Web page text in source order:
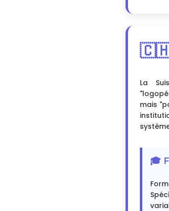
La
mais
🎓